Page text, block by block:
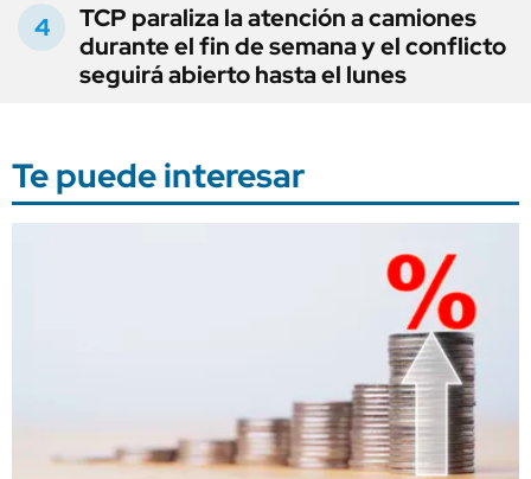
TCP paraliza la atención a camiones
durante el fin de semana y el conflicto
seguirá abierto hasta el lunes
Te puede interesar